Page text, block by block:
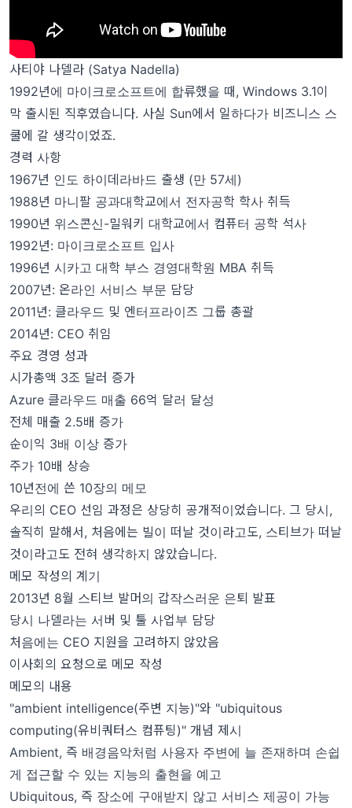
사티야 나델라 (Satya Nadella)
1992년에 마이크로소프트에 합류했을 때, Windows 3.1이
막 출시된 직후였습니다. 사실 Sun에서 일하다가 비즈니스 스
쿨에 갈 생각이었죠.
경력 사항
1967년 인도 하이데라바드 출생 (만 57세)
1988년 마니팔 공과대학교에서 전자공학 학사 취득
1990년 위스콘신-밀워키 대학교에서 컴퓨터 공학 석사
1992년: 마이크로소프트 입사
1996년 시카고 대학 부스 경영대학원 MBA 취득
2007년: 온라인 서비스 부문 담당
2011년: 클라우드 및 엔터프라이즈 그룹 총괄
2014년: CEO 취임
주요 경영 성과
시가총액 3조 달러 증가
Azure 클라우드 매출 66억 달러 달성
전체 매출 2.5배 증가
순이익 3배 이상 증가
주가 10배 상승
10년전에 쓴 10장의 메모
우리의 CEO 선임 과정은 상당히 공개적이었습니다. 그 당시,
솔직히 말해서, 처음에는 빌이 떠날 것이라고도, 스티브가 떠날
것이라고도 전혀 생각하지 않았습니다.
메모 작성의 계기
2013년 8월 스티브 발머의 갑작스러운 은퇴 발표
당시 나델라는 서버 및 툴 사업부 담당
처음에는 CEO 지원을 고려하지 않았음
이사회의 요청으로 메모 작성
메모의 내용
"ambient intelligence(주변 지능)"와 "ubiquitous
computing(유비쿼터스 컴퓨팅)" 개념 제시
Ambient, 즉 배경음악처럼 사용자 주변에 늘 존재하며 손쉽
게 접근할 수 있는 지능의 출현을 예고
Ubiquitous, 즉 장소에 구애받지 않고 서비스 제공이 가능